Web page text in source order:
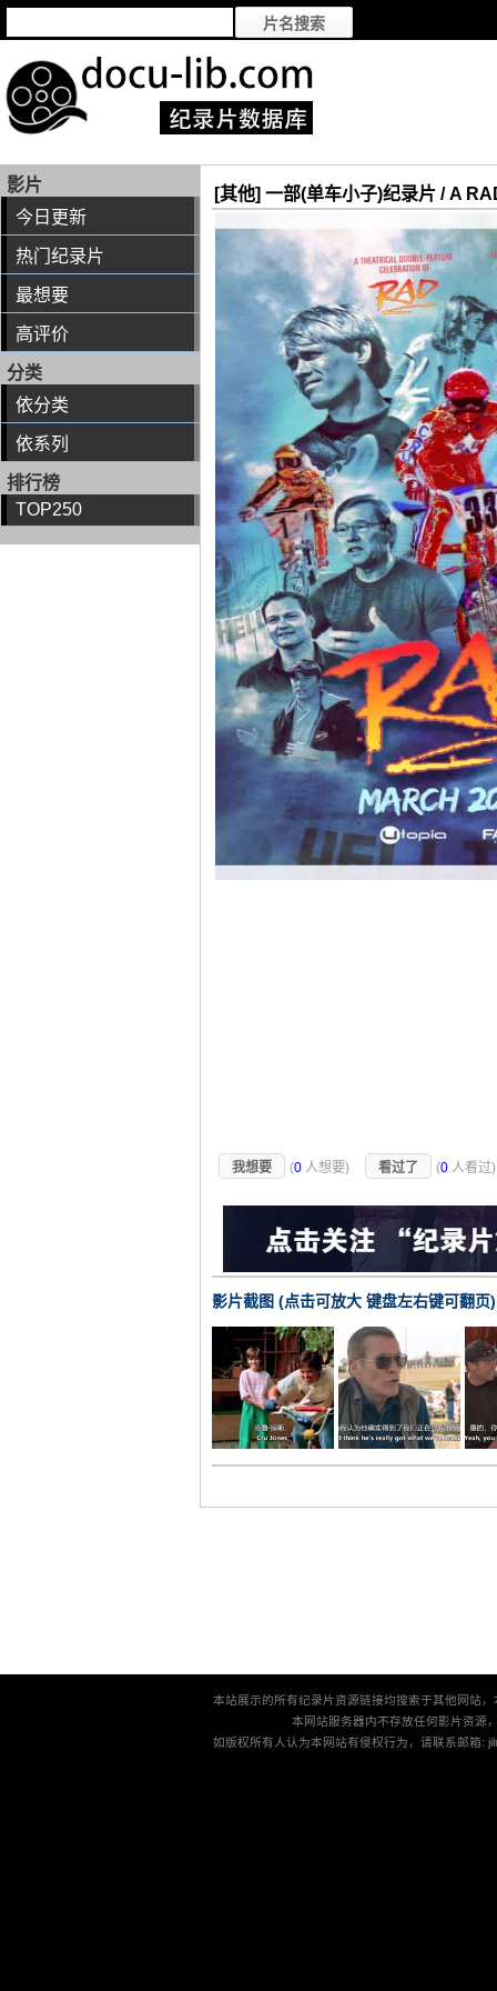
影片
今日更新
热门纪录片
最想要
高评价
分类
依分类
依系列
排行榜
TOP250
[其他] 一部(单车小子)纪录片 / A
我想要 (0 人想要) 看过了 (0 人看过
影片截图 (点击可放大 键盘左右键可翻页)
本站展示的所有纪录片资源链接均搜索于其他网站
本网站服务器内不存放任何影片资源
如版权所有人认为本网站有侵权行为，请联系邮箱: